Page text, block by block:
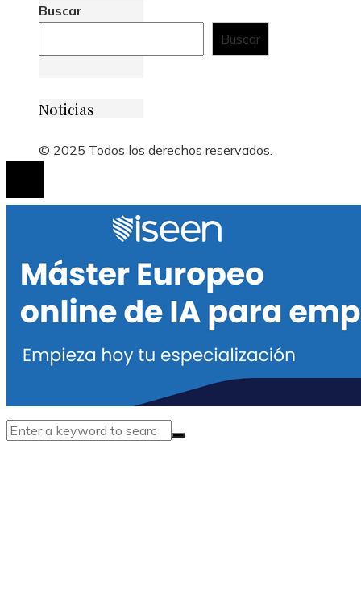
Buscar
Buscar
Noticias
© 2025 Todos los derechos reservados.